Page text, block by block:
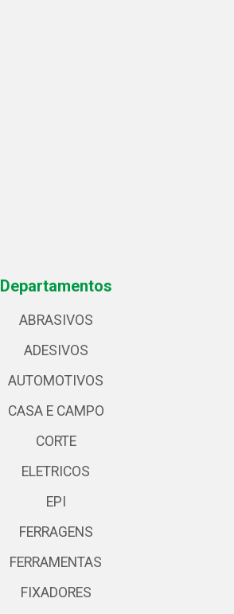
Departamentos
ABRASIVOS
ADESIVOS
AUTOMOTIVOS
CASA E CAMPO
CORTE
ELETRICOS
EPI
FERRAGENS
FERRAMENTAS
FIXADORES